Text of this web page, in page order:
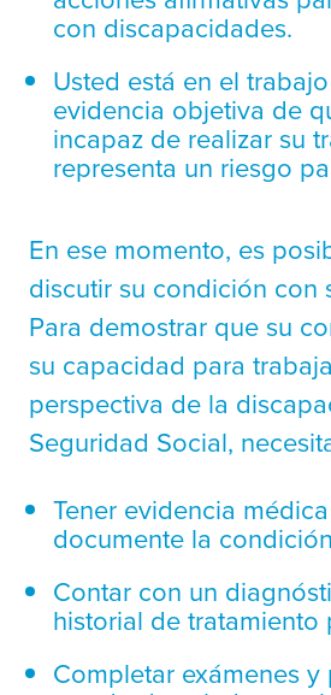
con discapacidades.
Usted está en el
evidencia objetiva de
incapaz de realizar su
representa un riesgo
En ese momento, es
discutir su condición con
Para demostrar que su
su capacidad para
perspectiva de la
Seguridad Social,
Tener evidencia
documente la condición
Contar con un
historial de tratamiento
Completar exámenes